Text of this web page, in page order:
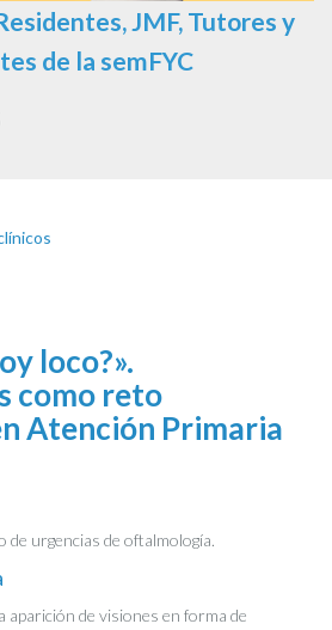
JMF, Tutores y
de la semFYC
loco?».
como reto
Atención Primaria
urgencias de oftalmología.
aparición de visiones en forma de